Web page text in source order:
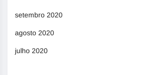
setembro 2020
agosto 2020
julho 2020